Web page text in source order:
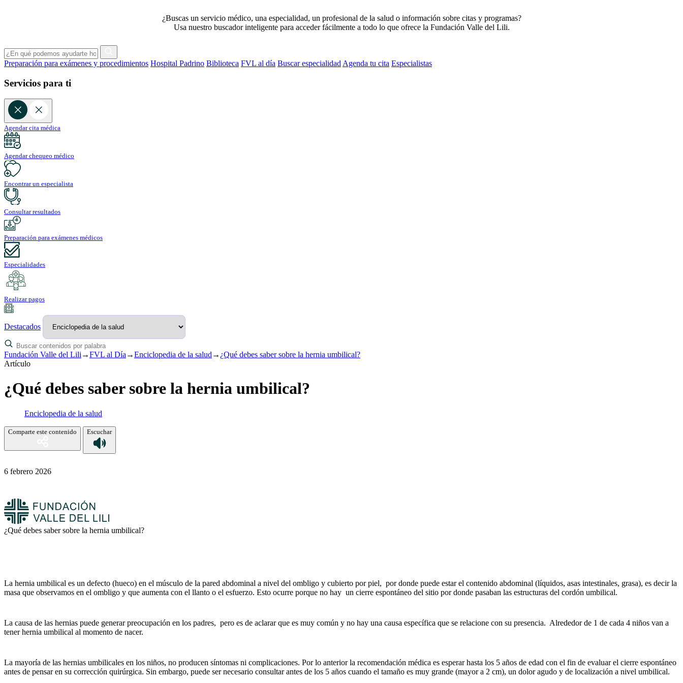
¿Buscas un servicio médico, una especialidad, un profesional de la salud o información sobre citas y programas?
Usa nuestro buscador inteligente para acceder fácilmente a todo lo que ofrece la Fundación Valle del Lili.
Preparación para exámenes y procedimientos Hospital Padrino Biblioteca FVL al día Buscar especialidad Agenda tu cita Especialistas
Servicios para ti
Agendar cita médica
Agendar chequeo médico
Encontrar un especialista
Consultar resultados
Preparación para exámenes médicos
Especialidades
Realizar pagos
Destacados
Fundación Valle del Lili →FVL al Día →Enciclopedia de la salud → ¿Qué debes saber sobre la hernia umbilical?
Artículo
¿Qué debes saber sobre la hernia umbilical?
Enciclopedia de la salud
Comparte este contenido Escuchar
6 febrero 2026
¿Qué debes saber sobre la hernia umbilical?
La hernia umbilical es un defecto (hueco) en el músculo de la pared abdominal a nivel del ombligo y cubierto por piel, por donde puede estar el contenido abdominal (líquidos, asas intestinales, grasa), es decir la
masa que observamos en el ombligo y que aumenta con el llanto o el esfuerzo. Esto ocurre porque no hay un cierre espontáneo del sitio por donde pasaban las estructuras del cordón umbilical.
La causa de las hernias puede generar preocupación en los padres, pero es de aclarar que es muy común y no hay una causa específica que se relacione con su presencia. Alrededor de 1 de cada 4 niños van a
tener hernia umbilical al momento de nacer.
La mayoría de las hernias umbilicales en los niños, no producen síntomas ni complicaciones. Por lo anterior la recomendación médica es esperar hasta los 5 años de edad con el fin de evaluar el cierre espontáneo
antes de pensar en su corrección quirúrgica. Sin embargo, puede ser necesario consultar antes de los 5 años cuando el tamaño es muy grande (mayor a 2 cm), un dolor agudo y de localización a nivel umbilical.